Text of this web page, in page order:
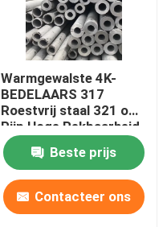
Warmgewalste 4K-
BEDELAARS 317
Roestvrij staal 321 om
Pijp Hoge Rekbaarheid
BS DIN
Beste prijs
Contacteer ons